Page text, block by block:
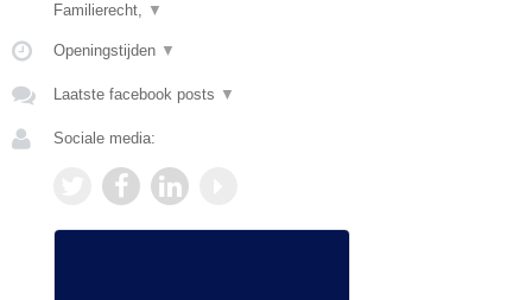
Familierecht, ▼
Openingstijden ▼
Laatste facebook posts ▼
Sociale media: